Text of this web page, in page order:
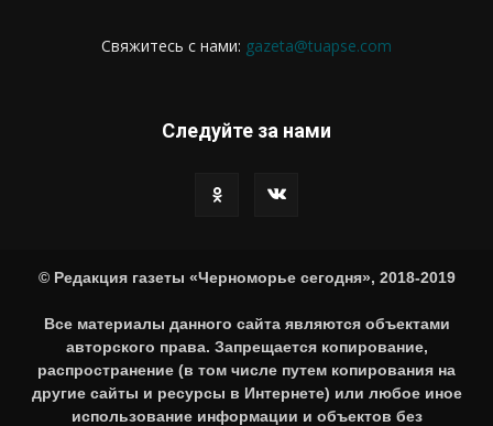
Свяжитесь с нами: gazeta@tuapse.com
Следуйте за нами
© Редакция газеты «Черноморье сегодня», 2018-2019
Все материалы данного сайта являются объектами
авторского права. Запрещается копирование,
распространение (в том числе путем копирования на
другие сайты и ресурсы в Интернете) или любое иное
использование информации и объектов без